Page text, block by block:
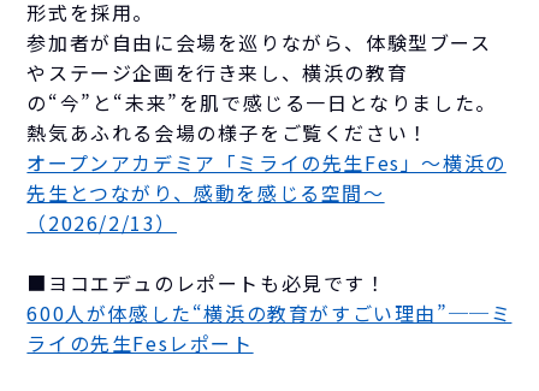
形式を採用。
参加者が自由に会場を巡りながら、体験型ブース
やステージ企画を行き来し、横浜の教育
の“今”と“未来”を肌で感じる一日となりました。
熱気あふれる会場の様子をご覧ください！
オープンアカデミア「ミライの先生Fes」～横浜の
先生とつながり、感動を感じる空間～
（2026/2/13）
■ヨコエデュのレポートも必見です！
600人が体感した“横浜の教育がすごい理由”──ミ
ライの先生Fesレポート